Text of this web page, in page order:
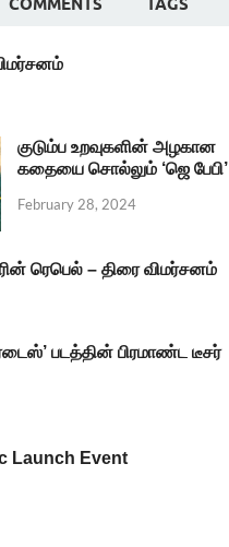
COMMENTS TAGS
குடும்ப உறவுகளின் அழகான
கதையை சொல்லும் ‘ஜெ பேபி’
February 28, 2024
ரெபெல் – திரை விமர்சனம்
படத்தின் பிரமாண்ட டீசர்
Launch Event